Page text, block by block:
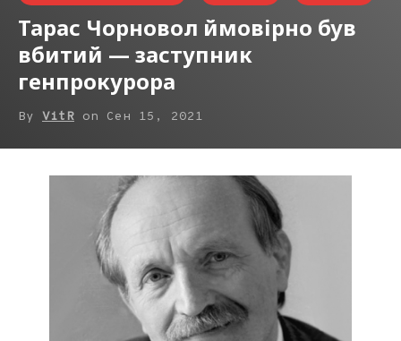
Тарас Чорновол ймовірно був
вбитий — заступник
генпрокурора
By VitR on Сен 15, 2021